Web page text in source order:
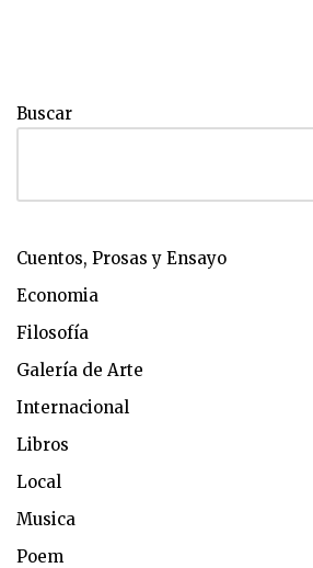
Buscar
Cuentos, Prosas y Ensayo
Economia
Filosofía
Galería de Arte
Internacional
Libros
Local
Musica
Poem